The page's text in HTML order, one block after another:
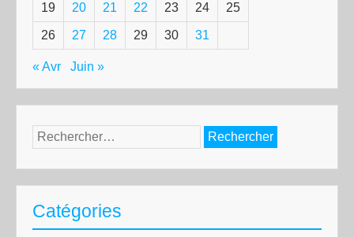
19 20 21 22 23 24 25
26 27 28 29 30 31
« Avr Juin »
Rechercher :
Catégories